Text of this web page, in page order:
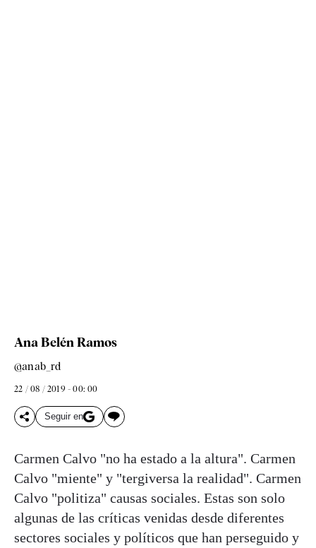
Ana Belén Ramos
@anab_rd
22 / 08 / 2019 - 00: 00
Seguir en
Carmen Calvo "no ha estado a la altura". Carmen
Calvo "miente" y "tergiversa la realidad". Carmen
Calvo "politiza" causas sociales. Estas son solo
algunas de las críticas venidas desde diferentes
sectores sociales y políticos que han perseguido y